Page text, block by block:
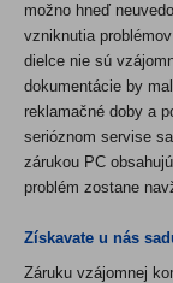
možno hneď
vzniknutia
dielce nie sú
dokumentácie by
reklamačné doby a
serióznom servise
zárukou PC
problém zostane
Získavate u nás
Záruku vzájomnej